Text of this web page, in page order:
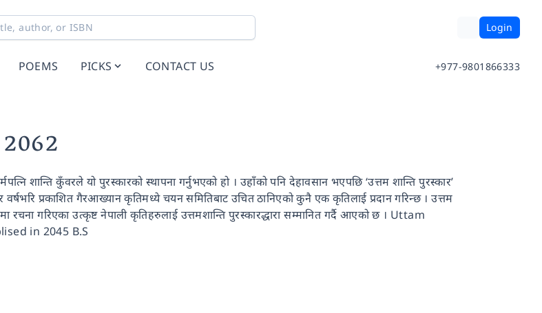
Login
POEMS PICKS CONTACT US +977-9801866333
शान्ति कुँवरले यो पुरस्कारको स्थापना गर्नुभएको हो । उहाँको पनि देहावसान भएपछि ‘उत्तम शान्ति पुरस्कार’
प्रकाशित गैरआख्यान कृतिमध्ये चयन समितिबाट उचित ठानिएको कुनै एक कृतिलाई प्रदान गरिन्छ । उत्तम
गरिएका उत्कृष्ट नेपाली कृतिहरुलाई उत्तमशान्ति पुरस्कारद्धारा सम्मानित गर्दै आएको छ । Uttam
in 2045 B.S